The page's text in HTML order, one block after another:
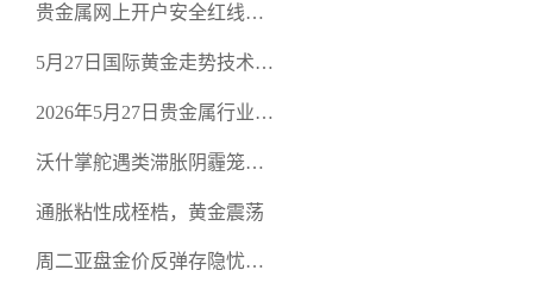
空头清算算法如何布防？
贵金属网上开户安全红线：
恶意洗盘陷阱
5月27日国际黄金走势技术盘
规黄金平台全方位行情解析
2026年5月27日贵金属行业新
正规贵金属开户平台迎开户
热潮
沃什掌舵遇类滞胀阴霾笼
通胀粘性成桎梏，黄金震荡
周二亚盘金价反弹存隐忧，